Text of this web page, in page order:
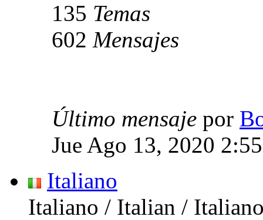
135 Temas
602 Mensajes
Último mensaje por
Jue Ago 13, 2020
Italiano
Italiano / Italian /